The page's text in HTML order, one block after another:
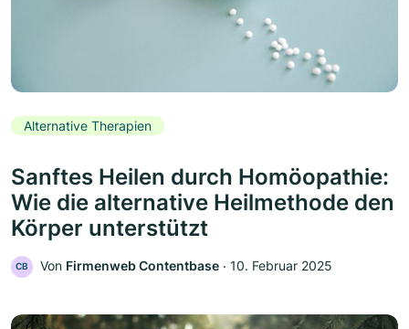
Alternative Therapien
Sanftes Heilen durch Homöopathie:
Wie die alternative Heilmethode den
Körper unterstützt
CB Von Firmenweb Contentbase ‧ 10. Februar 2025